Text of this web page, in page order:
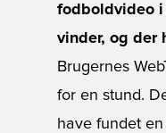
fodboldvideo i
vinder, og der
Brugernes
for en stund.
have fundet